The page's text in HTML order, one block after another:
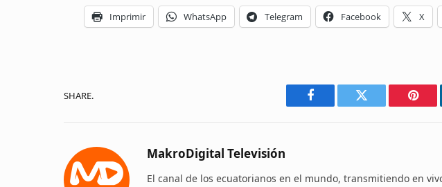
Imprimir WhatsApp Telegram Facebook X
SHARE.
Facebook Twitter
MakroDigital Televisión
El canal de los ecuatorianos en el mundo, transmitiendo en